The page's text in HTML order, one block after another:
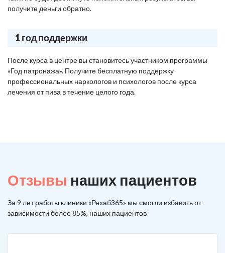
получите деньги обратно.
1 год поддержки
После курса в центре вы становитесь участником программы
«Год патронажа». Получите бесплатную поддержку
профессиональных наркологов и психологов после курса
лечения от пива в течение целого года.
Отзывы наших пациентов
За 9 лет работы клиники «Рехаб365» мы смогли избавить от
зависимости более 85%, наших пациентов